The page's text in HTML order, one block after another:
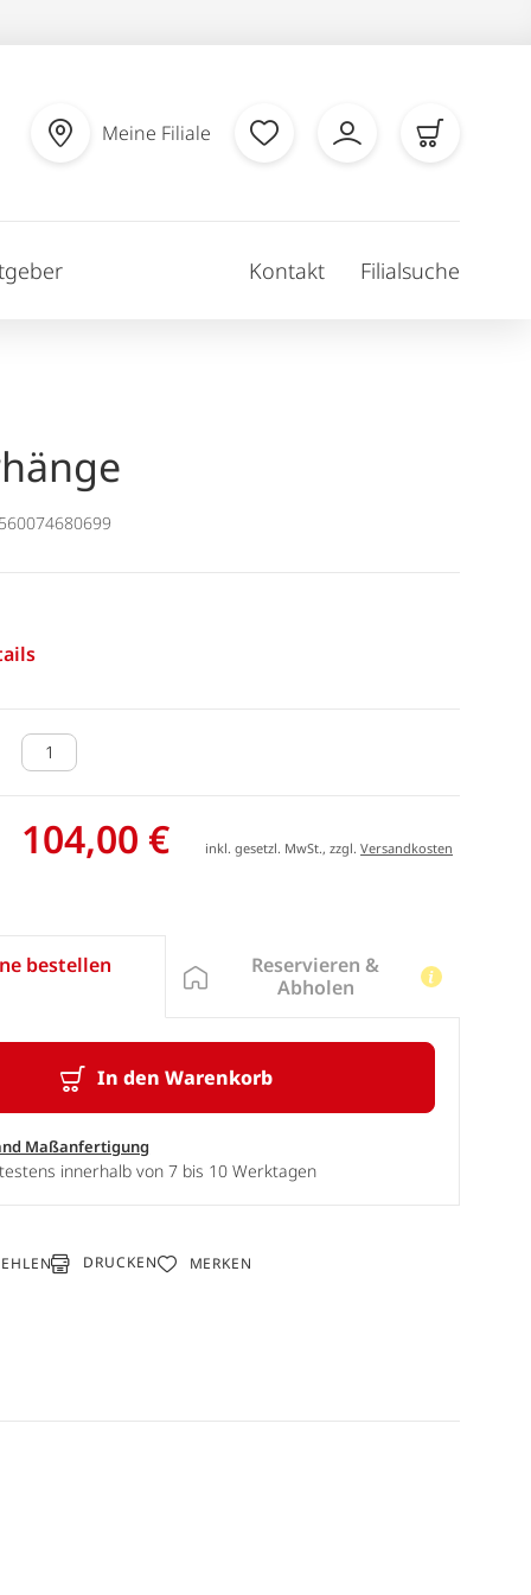
Meine Filiale
Kontakt Filialsuche
104,00 € inkl. gesetzl. MwSt., zzgl.Versandkosten
bestellen
In den Warenkorb
Maßanfertigung
innerhalb von 7 bis 10 Werktagen
Reservieren &
Abholen
DRUCKEN MERKEN